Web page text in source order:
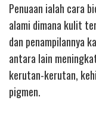
Penuaan ialah cara
alami dimana kulit
dan penampilannya
antara lain
kerutan-kerutan,
pigmen.